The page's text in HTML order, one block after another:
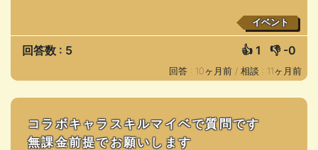
イベント
回答数 : 5 👍 1 👎 -0
回答 : 10ヶ月前 / 相談 : 11ヶ月前
コラボキャラスキルマイベで質問です
無課金前提でお願いします